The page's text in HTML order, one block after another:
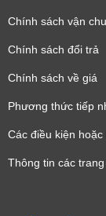
Chính sách vận
Chính sách đổi trả
Chính sách về giá
Phương thức tiếp
Các điều kiện
Thông tin các